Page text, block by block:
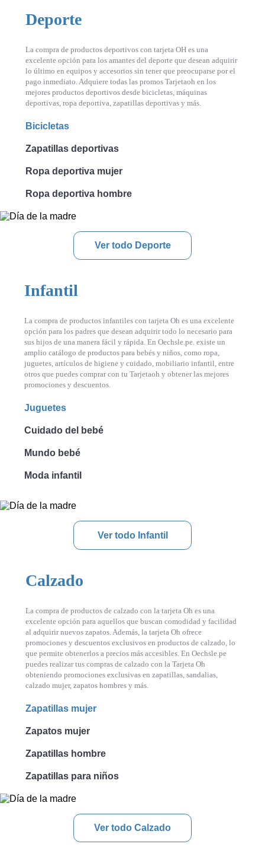
Deporte
La compra de productos deportivos con tarjeta OH es una
excelente opción para los amantes del deporte que desean adquirir
lo último en equipos y accesorios sin tener que preocuparse por el
pago inmediato. Adquiere todas las promos Tarjetaoh en los
mejores productos deportivos desde bicicletas, máquinas
deportivas, ropa deportiva, zapatillas deportivas y más.
Bicicletas
Zapatillas deportivas
Ropa deportiva mujer
Ropa deportiva hombre
Ver todo Deporte
Infantil
La compra de productos infantiles con tarjeta Oh es una excelente
opción para los padres que desean adquirir todo lo necesario para
sus hijos de una manera fácil y rápida. En Oechsle.pe. existe un
amplio catálogo de productos para bebés y niños, como ropa,
juguetes, artículos de higiene y cuidado, mobiliario infantil, entre
otros que puedes comprar con tu Tarjetaoh y obtener las mejores
promociones y descuentos.
Juguetes
Cuidado del bebé
Mundo bebé
Moda infantil
Ver todo Infantil
Calzado
La compra de productos de calzado con la tarjeta Oh es una
excelente opción para aquellos que buscan comodidad y facilidad
al adquirir nuevos zapatos. Además, la tarjeta Oh ofrece
promociones y descuentos exclusivos en productos de calzado, lo
que permite obtenerlos a precios más accesibles. En Oechsle.pe
puedes realizar tus compras de calzado con la Tarjeta Oh
obteniendo promociones exclusivas en zapatillas, sandalias,
calzado mujer, zapatos hombres y más.
Zapatillas mujer
Zapatos mujer
Zapatillas hombre
Zapatillas para niños
Ver todo Calzado